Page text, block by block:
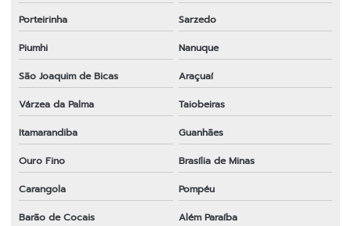
Porteirinha
Sarzedo
Piumhi
Nanuque
São Joaquim de Bicas
Araçuaí
Várzea da Palma
Taiobeiras
Itamarandiba
Guanhães
Ouro Fino
Brasília de Minas
Carangola
Pompéu
Barão de Cocais
Além Paraíba